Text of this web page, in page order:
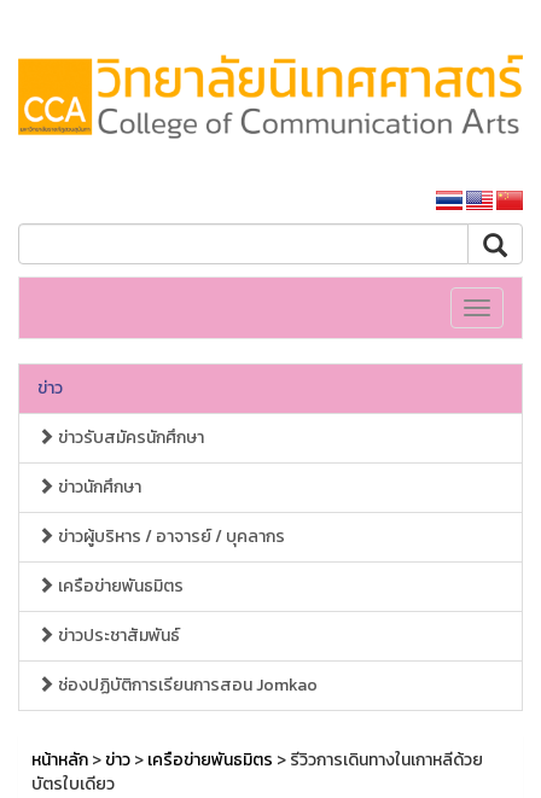
Toggle
ข่าว
ข่าวรับสมัครนักศึกษา
ข่าวนักศึกษา
ข่าวผู้บริหาร / อาจารย์ / บุคลากร
เครือข่ายพันธมิตร
ข่าวประชาสัมพันธ์
ช่องปฏิบัติการเรียนการสอน Jomkao
หน้าหลัก>ข่าว>เครือข่ายพันธมิตร > รีวิวการเดินทางในเกาหลีด้วย
บัตรใบเดียว